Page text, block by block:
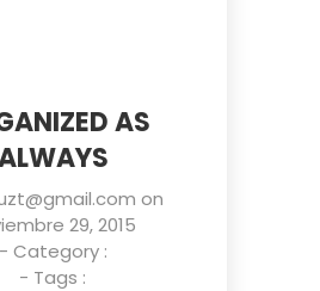
AS
on
29, 2015
- Category :
- Tags :